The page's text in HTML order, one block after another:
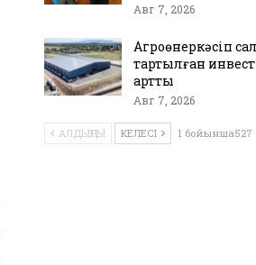
Авг 7, 2026
Агроөнеркәсіп
тартылған
артты
Авг 7, 2026
АЛДЫҢҒЫ КЕЛЕСІ 1 бойынша527